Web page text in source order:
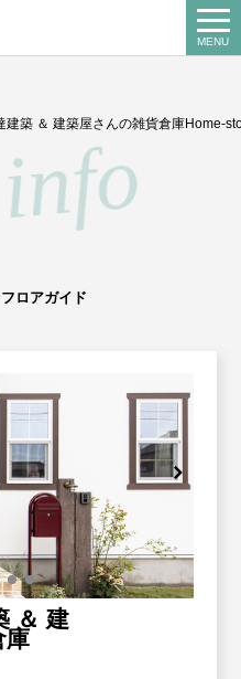
MENU
建築 ＆ 建築屋さんの雑貨倉庫Home-
ロアガイド
＆ 建
庫
す
us
会とは
内
ップ
せ
わせ